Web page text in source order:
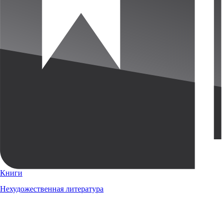
Книги
Нехудожественная литература